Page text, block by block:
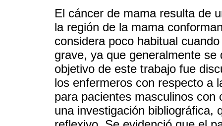
El cáncer de mama resulta de
la región de la mama
considera poco habitual
grave, ya que generalmente
objetivo de este trabajo fue
los enfermeros con respecto a
para pacientes masculinos
una investigación bibliográfica,